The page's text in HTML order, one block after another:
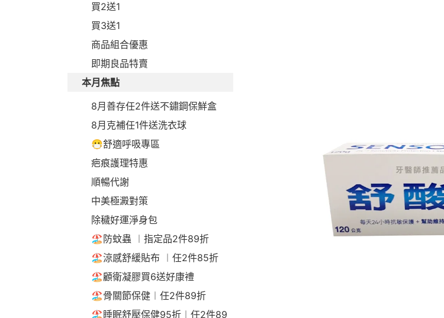
買2送1
買3送1
商品組合優惠
即期良品特賣
本月焦點
8月善存任2件送不鏽鋼保鮮盒
8月克補任1件送洗衣球
😷舒適呼吸專區
疤痕護理特惠
順暢代謝
中美極澱對策
除穢好運淨身包
🏖️防蚊蟲 ︱指定品2件89折
🏖️涼感舒緩貼布 ︱任2件85折
🏖️顧衛凝膠買6送好康禮
🏖️骨關節保健︱任2件89折
🏖️睡眠舒壓保健95折︱任2件89